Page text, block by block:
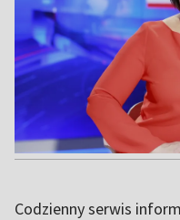
Codzienny serwis